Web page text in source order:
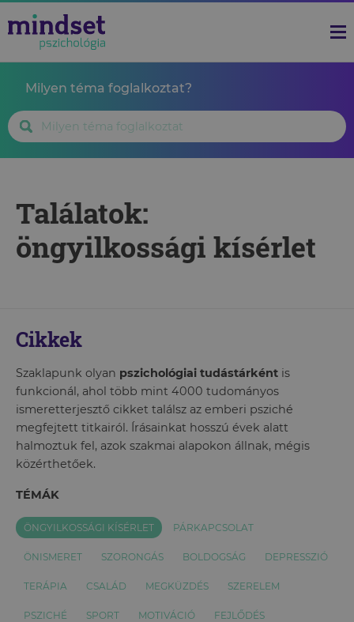
Milyen téma foglalkoztat?
Találatok:
öngyilkossági kísérlet
Cikkek
Szaklapunk olyan pszichológiai tudástárként is
funkcionál, ahol több mint 4000 tudományos
ismeretterjesztő cikket találsz az emberi psziché
megfejtett titkairól. Írásainkat hosszú évek alatt
halmoztuk fel, azok szakmai alapokon állnak, mégis
közérthetőek.
TÉMÁK
ÖNGYILKOSSÁGI KÍSÉRLET PÁRKAPCSOLAT
ÖNISMERET SZORONGÁS BOLDOGSÁG DEPRESSZIÓ
TERÁPIA CSALÁD MEGKÜZDÉS SZERELEM
PSZICHÉ SPORT MOTIVÁCIÓ FEJLŐDÉS